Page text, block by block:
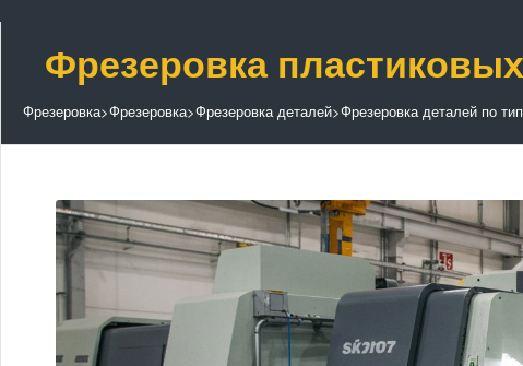
Фрезеровка
Фрезеровка>Фрезеровка>Фрезеровка деталей>Фрезеровка деталей по